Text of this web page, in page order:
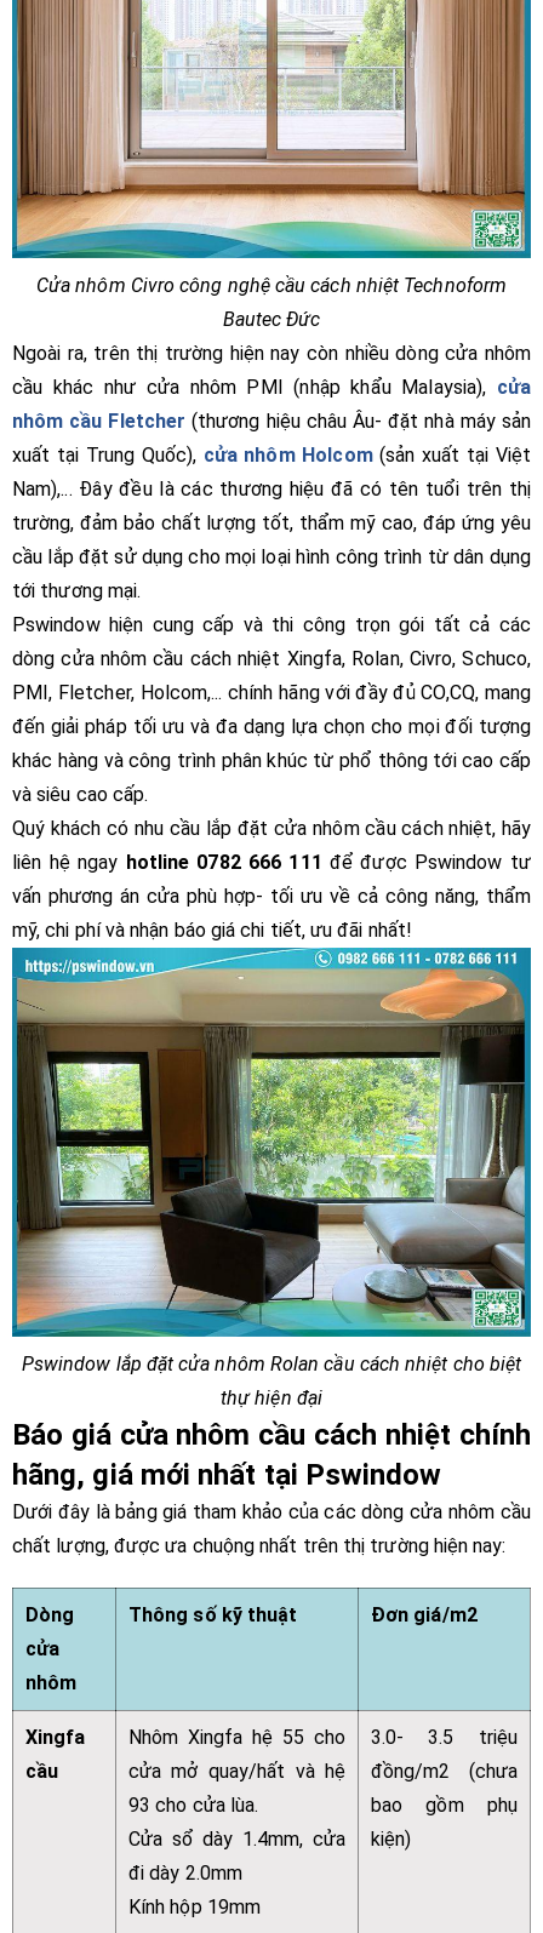
Cửa nhôm Civro công nghệ cầu cách nhiệt Technoform
Bautec Đức
Ngoài ra, trên thị trường hiện nay còn nhiều dòng cửa nhôm
cầu khác như cửa nhôm PMI (nhập khẩu Malaysia), cửa
nhôm cầu Fletcher (thương hiệu châu Âu- đặt nhà máy sản
xuất tại Trung Quốc), cửa nhôm Holcom(sản xuất tại Việt
Nam),... Đây đều là các thương hiệu đã có tên tuổi trên thị
trường, đảm bảo chất lượng tốt, thẩm mỹ cao, đáp ứng yêu
cầu lắp đặt sử dụng cho mọi loại hình công trình từ dân dụng
tới thương mại.
Pswindow hiện cung cấp và thi công trọn gói tất cả các
dòng cửa nhôm cầu cách nhiệt Xingfa, Rolan, Civro, Schuco,
PMI, Fletcher, Holcom,... chính hãng với đầy đủ CO,CQ, mang
đến giải pháp tối ưu và đa dạng lựa chọn cho mọi đối tượng
khác hàng và công trình phân khúc từ phổ thông tới cao cấp
và siêu cao cấp.
Quý khách có nhu cầu lắp đặt cửa nhôm cầu cách nhiệt, hãy
liên hệ ngay hotline 0782 666 111 để được Pswindow tư
vấn phương án cửa phù hợp- tối ưu về cả công năng, thẩm
mỹ, chi phí và nhận báo giá chi tiết, ưu đãi nhất!
Pswindow lắp đặt cửa nhôm Rolan cầu cách nhiệt cho biệt
thự hiện đại
Báo giá cửa nhôm cầu cách nhiệt chính
hãng, giá mới nhất tại Pswindow
Dưới đây là bảng giá tham khảo của các dòng cửa nhôm cầu
chất lượng, được ưa chuộng nhất trên thị trường hiện nay:
Dòng
cửa
nhôm
Thông số kỹ thuật Đơn giá/m2
Xingfa
cầu
Nhôm Xingfa hệ 55 cho
cửa mở quay/hất và hệ
93 cho cửa lùa.
Cửa sổ dày 1.4mm, cửa
đi dày 2.0mm
Kính hộp 19mm
3.0- 3.5 triệu
đồng/m2 (chưa
bao gồm phụ
kiện)